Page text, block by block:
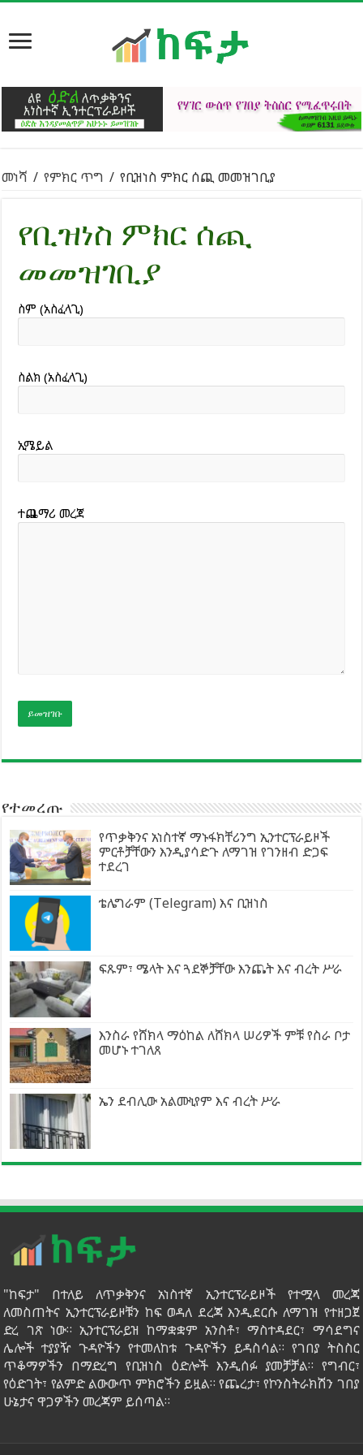
መነሻ / የምክር ጥግ / የቢዝነስ ምክር ሰጪ መመዝገቢያ
የቢዝነስ ምክር ሰጪ
መመዝገቢያ
ስም (አስፈላጊ)
ስልክ (አስፈላጊ)
ኢሜይል
ተጨማሪ መረጃ
የተመረጡ
የጥቃቅንና አነስተኛ ማኑፋክቸሪንግ ኢንተርፕራይዞች
ምርቶቻቸውን እንዲያሳድጉ ለማገዝ የገንዘብ ድጋፍ
ተደረገ
ቴሌግራም (Telegram) እና ቢዝነስ
ፍጹም፣ ሜላት እና ጓደኞቻቸው እንጨት እና ብረት ሥራ
እንስራ የሸክላ ማዕከል ለሸክላ ሠሪዎች ምቹ የስራ ቦታ
መሆኑ ተገለጸ
ኤን ደብሊው አልሙኒየም እና ብረት ሥራ
"ከፍታ" በተለይ ለጥቃቅንና አነስተኛ ኢንተርፕራይዞች የተሟላ መረጃ
ለመስጠትና ኢንተርፕራይዞቹን ከፍ ወዳለ ደረጃ እንዲደርሱ ለማገዝ የተዘጋጀ
ድረ ገጽ ነው። ኢንተርፕራይዝ ከማቋቋም አንስቶ፣ ማስተዳደር፣ ማሳደግና
ሌሎች ተያያዥ ጉዳዮችን የተመለከቱ ጉዳዮችን ይዳስሳል። የገበያ ትስስር
ጥቆማዎችን በማድረግ የቢዝነስ ዕድሎች እንዲሰፉ ያመቻቻል። የግብር፣
የዕድገት፣ የልምድ ልውውጥ ምክሮችን ይዟል። የጨረታ፣ የኮንስትራክሽን ገበያ
ሁኔታና ዋጋዎችን መረጃም ይሰጣል።